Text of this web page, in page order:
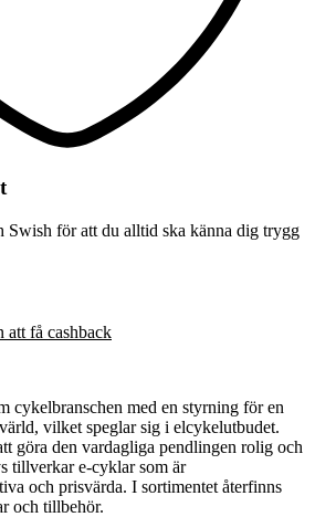
för att du alltid ska känna dig trygg
att få cashback
cykelbranschen med en styrning för en
vilket speglar sig i elcykelutbudet.
göra den vardagliga pendlingen rolig och
tillverkar e-cyklar som är
och prisvärda. I sortimentet återfinns
och tillbehör.